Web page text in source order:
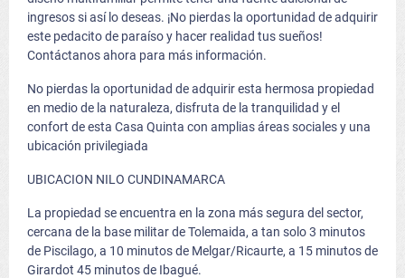
ingresos si así lo deseas. ¡No pierdas la oportunidad de adquirir
este pedacito de paraíso y hacer realidad tus sueños!
Contáctanos ahora para más información.
No pierdas la oportunidad de adquirir esta hermosa propiedad
en medio de la naturaleza, disfruta de la tranquilidad y el
confort de esta Casa Quinta con amplias áreas sociales y una
ubicación privilegiada
UBICACION NILO CUNDINAMARCA
La propiedad se encuentra en la zona más segura del sector,
cercana de la base militar de Tolemaida, a tan solo 3 minutos
de Piscilago, a 10 minutos de Melgar/Ricaurte, a 15 minutos de
Girardot 45 minutos de Ibagué.